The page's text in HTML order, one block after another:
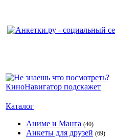
Каталог
Аниме и Манга (40)
Анкеты для друзей (69)